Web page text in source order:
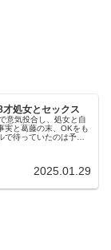
処女とセックス
意気投合し、処女と自
実と葛藤の末、OKをも
で待っていたのは予想
2025.01.29